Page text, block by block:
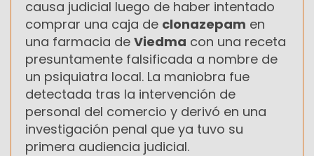
causa judicial luego de haber intentado
comprar una caja de clonazepam en
una farmacia de Viedma con una receta
presuntamente falsificada a nombre de
un psiquiatra local. La maniobra fue
detectada tras la intervención de
personal del comercio y derivó en una
investigación penal que ya tuvo su
primera audiencia judicial.